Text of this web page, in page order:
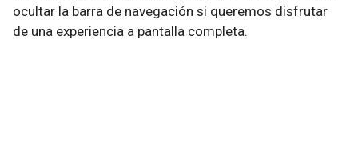
ocultar la barra de navegación si queremos disfrutar
de una experiencia a pantalla completa.